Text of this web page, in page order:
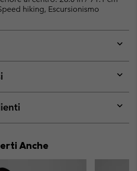
hiking, Escursionismo
or
or
or
Anche